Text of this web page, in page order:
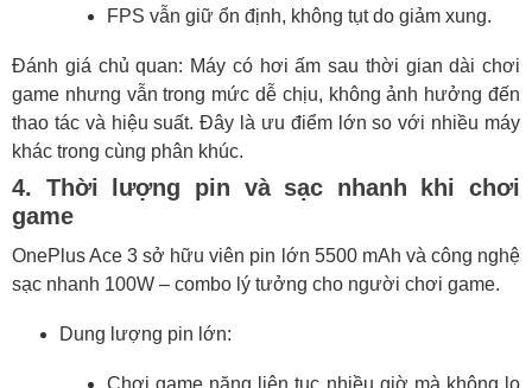
FPS vẫn giữ ổn định, không tụt do giảm xung.
Đánh giá chủ quan: Máy có hơi ấm sau thời gian dài chơi
game nhưng vẫn trong mức dễ chịu, không ảnh hưởng đến
thao tác và hiệu suất. Đây là ưu điểm lớn so với nhiều máy
khác trong cùng phân khúc.
4. Thời lượng pin và sạc nhanh khi chơi
game
OnePlus Ace 3 sở hữu viên pin lớn 5500 mAh và công nghệ
sạc nhanh 100W – combo lý tưởng cho người chơi game.
Dung lượng pin lớn:
Chơi game nặng liên tục nhiều giờ mà không lo